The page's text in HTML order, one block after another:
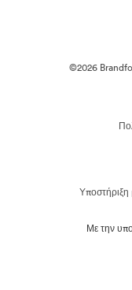
©2026
Υποστήριξη
Με την